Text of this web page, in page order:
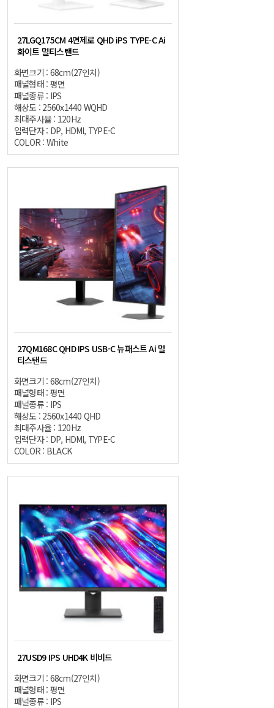
27LGQ175CM 4면제로 QHD iPS TYPE-C Ai
화이트 멀티스탠드
화면크기 : 68cm(27인치)
패널형태 : 평면
패널종류 : IPS
해상도 : 2560x1440 WQHD
최대주사율 : 120Hz
입력단자 : DP, HDMI, TYPE-C
COLOR : White
27QM168C QHD IPS USB-C 뉴패스트 Ai 멀
티스탠드
화면크기 : 68cm(27인치)
패널형태 : 평면
패널종류 : IPS
해상도 : 2560x1440 QHD
최대주사율 : 120Hz
입력단자 : DP, HDMI, TYPE-C
COLOR : BLACK
27USD9 IPS UHD4K 비비드
화면크기 : 68cm(27인치)
패널형태 : 평면
패널종류 : IPS